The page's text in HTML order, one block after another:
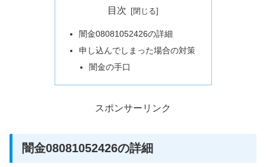
目次
闇金08081052426の詳細
申し込んでしまった場合の対策
闇金の手口
スポンサーリンク
闇金08081052426の詳細